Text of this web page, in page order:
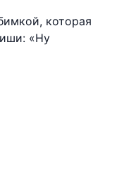
которая
«Ну